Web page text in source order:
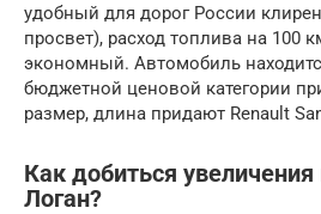
удобный для дорог России
просвет), расход топлива на 100
экономный. Автомобиль
бюджетной ценовой категории
размер, длина придают Renault
Как добиться
Логан?